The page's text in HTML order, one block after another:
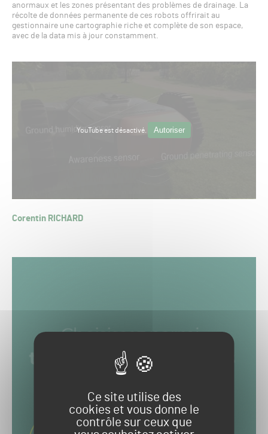
Ce site utilise des
cookies et vous donne le
contrôle sur ceux que
anormaux et les zones présentant des problèmes de drainage. La
récolte de données permanente de ces robots offrirait au
gestionnaire une cartographie riche et complète de son espace,
avec de la data mis à jour constamment.
YouTube est désactivé. Autoriser
Corentin RICHARD